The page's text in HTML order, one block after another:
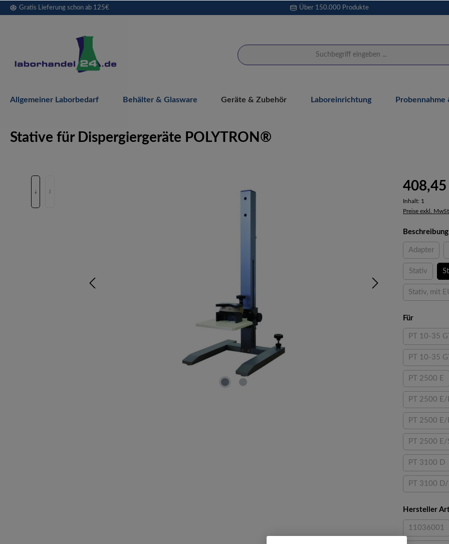
Zur Hauptnavigation springen
Gratis Lieferung schon ab 125€ Über 150.000 Produkte
Allgemeiner Laborbedarf Behälter & Glasware Geräte & Zubehör Laboreinrichtung
Stative für Dispergiergeräte POLYTRON®
Bildergalerie überspringen 408,45
Inhalt: 1
Preise exkl.
Beschreibung
Adapter
(Diese
Stativ
(Diese
Stativ, mit
Fürauswählen
PT 10-35
PT 10-35
PT 2500 E
(Diese
PT 2500
PT 2500
PT 2500
PT 3100 D
(Diese
PT 3100
Hersteller
11036001
(Diese